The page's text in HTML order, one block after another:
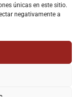
únicas en este sitio.
negativamente a